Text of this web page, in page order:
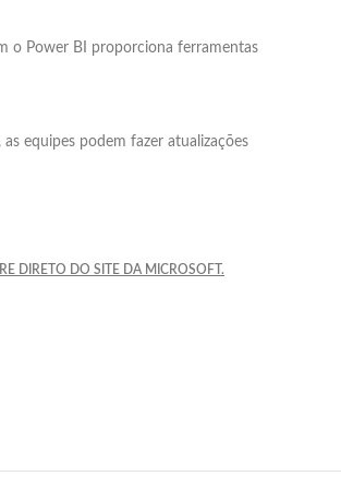
o Power BI proporciona ferramentas
equipes podem fazer atualizações
DIRETO DO SITE DA MICROSOFT.